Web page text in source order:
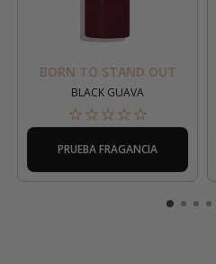
BORN TO STAND OUT
BLACK GUAVA
PRUEBA FRAGANCIA